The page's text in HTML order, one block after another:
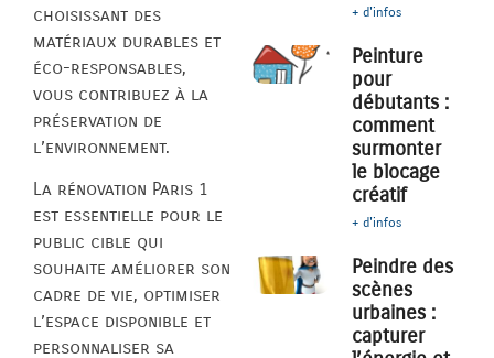
choisissant des
matériaux durables et
éco-responsables,
vous contribuez à la
préservation de
l’environnement.
La rénovation Paris 1
est essentielle pour le
public cible qui
souhaite améliorer son
cadre de vie, optimiser
l’espace disponible et
personnaliser sa
+ d'infos
Peinture
pour
débutants :
comment
surmonter
le blocage
créatif
+ d'infos
Peindre des
scènes
urbaines :
capturer